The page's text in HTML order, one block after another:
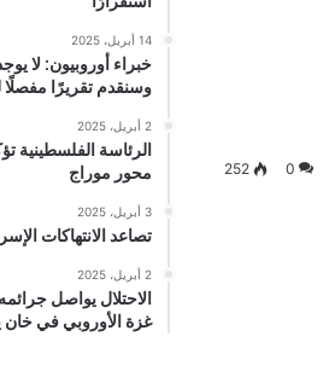
0
252
14 أبريل، 2025
خبراء أوروبيون: لا
وسنقدم تقريرًا مفصلًا
2 أبريل، 2025
الرئاسة الفلسطينية
محور موراج
3 أبريل، 2025
تصاعد الانتهاكات
2 أبريل، 2025
غزة الأوروبي في